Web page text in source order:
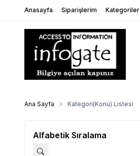
Anasayfa Siparişlerim Kategoriler
Ana Sayfa Kategori(Konu) Listesi
Alfabetik Sıralama